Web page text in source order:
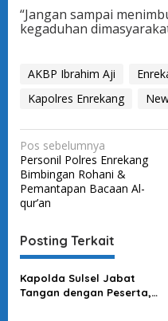
“Jangan sampai
kegaduhan
AKBP Ibrahim Aji
Kapolres Enrekang
N
a
v
i
g
a
s
i
Pos sebelumnya
Personil Polres Enrekang
Bimbingan Rohani &
Pemantapan Bacaan Al-
qur’an
Posting Terkait
Kapolda Sulsel Jabat
Tangan dengan Peserta,